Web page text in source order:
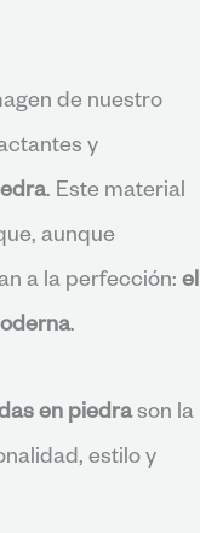
de nuestro
y
. Este material
aunque
a la perfección: el
.
en piedrason la
estilo y